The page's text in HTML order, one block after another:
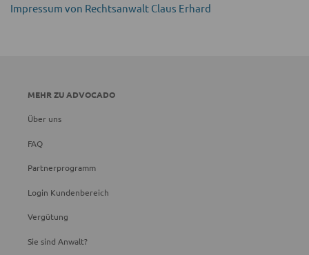
Impressum von Rechtsanwalt Claus Erhard
MEHR ZU ADVOCADO
Über uns
FAQ
Partnerprogramm
Login Kundenbereich
Vergütung
Sie sind Anwalt?